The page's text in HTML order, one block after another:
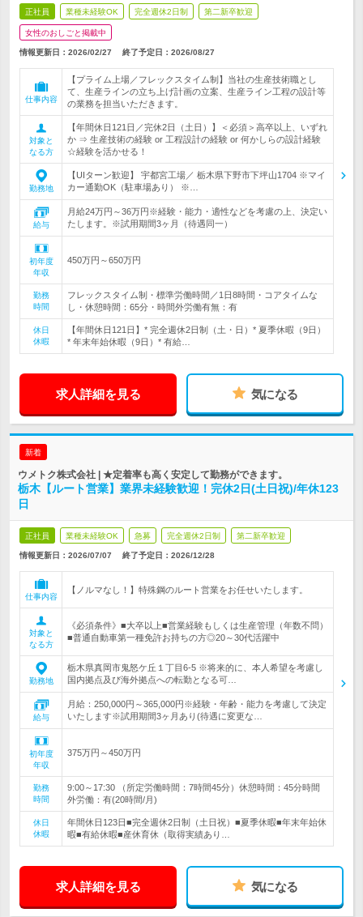
正社員 業種未経験OK 完全週休2日制 第二新卒歓迎
女性のおしごと掲載中
情報更新日：2026/02/27 終了予定日： 2026/08/27
仕事内容
【プライム上場／フレックスタイム制】当社の生産技術職とし
て、生産ラインの立ち上げ計画の立案、生産ライン工程の設計等
の業務を担当いただきます。
対象と
なる方
【年間休日121日／完休2日（土日）】＜必須＞高卒以上、いずれ
か ⇒ 生産技術の経験 or 工程設計の経験 or 何かしらの設計経験
☆経験を活かせる！
勤務地
【UIターン歓迎】 宇都宮工場／ 栃木県下野市下坪山1704 ※マイ
カー通勤OK（駐車場あり） ※…
給与
月給24万円～36万円※経験・能力・適性などを考慮の上、決定い
たします。※試用期間3ヶ月（待遇同一）
初年度
年収
450万円～650万円
勤務
時間
フレックスタイム制・標準労働時間／1日8時間・コアタイムな
し・休憩時間：65分・時間外労働有無：有
休日
休暇
【年間休日121日】* 完全週休2日制（土・日）* 夏季休暇（9日）
* 年末年始休暇（9日）* 有給…
求人詳細を見る 気になる
新着
ウメトク株式会社 | ★定着率も高く安定して勤務ができます。
栃木【ルート営業】業界未経験歓迎！完休2日(土日祝)/年休123
日
正社員 業種未経験OK 急募 完全週休2日制 第二新卒歓迎
情報更新日：2026/07/07 終了予定日： 2026/12/28
仕事内容
【ノルマなし！】特殊鋼のルート営業をお任せいたします。
対象と
なる方
《必須条件》■大卒以上■営業経験もしくは生産管理（年数不問）
■普通自動車第一種免許お持ちの方◎20～30代活躍中
勤務地
栃木県真岡市鬼怒ケ丘１丁目6-5 ※将来的に、本人希望を考慮し
国内拠点及び海外拠点への転勤となる可…
給与
月給：250,000円～365,000円※経験・年齢・能力を考慮して決定
いたします※試用期間3ヶ月あり(待遇に変更な…
初年度
年収
375万円～450万円
勤務
時間
9:00～17:30 （所定労働時間：7時間45分）休憩時間：45分時間
外労働：有(20時間/月)
休日
休暇
年間休日123日■完全週休2日制（土日祝）■夏季休暇■年末年始休
暇■有給休暇■産休育休（取得実績あり…
求人詳細を見る 気になる